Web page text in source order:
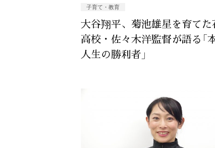
子育て・教育
大谷翔平、菊池雄星を育てた
高校・佐々木洋監督が語る「
人生の勝利者」